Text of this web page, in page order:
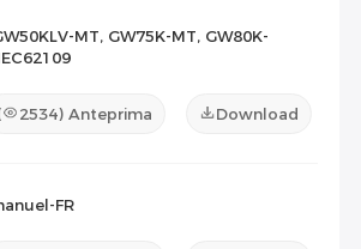
MT, GW75K-MT, GW80K-
2534) Anteprima Download
FR